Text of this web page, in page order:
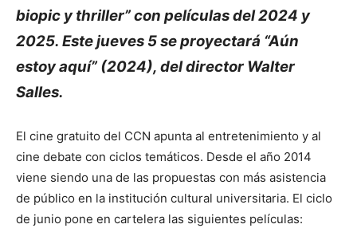
biopic y thriller” con películas del 2024 y
2025. Este jueves 5 se proyectará “Aún
estoy aquí” (2024), del director Walter
Salles.
El cine gratuito del CCN apunta al entretenimiento y al
cine debate con ciclos temáticos. Desde el año 2014
viene siendo una de las propuestas con más asistencia
de público en la institución cultural universitaria. El ciclo
de junio pone en cartelera las siguientes películas: